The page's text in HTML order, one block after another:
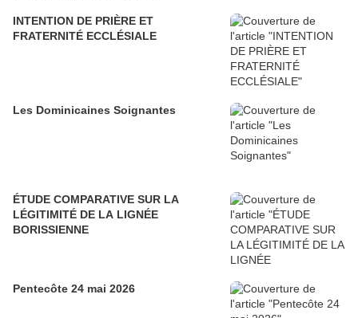
INTENTION DE PRIÈRE ET
FRATERNITÉ ECCLÉSIALE
Les Dominicaines Soignantes
ÉTUDE COMPARATIVE SUR LA
LÉGITIMITÉ DE LA LIGNÉE
BORISSIENNE
Pentecôte 24 mai 2026